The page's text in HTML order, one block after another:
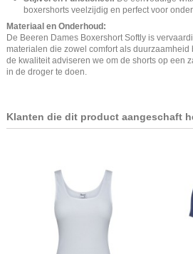
boxershorts veelzijdig en perfect voor onder
Materiaal en Onderhoud:
De Beeren Dames Boxershort Softly is
materialen die zowel comfort als duurzaamheid
de kwaliteit adviseren we om de shorts op een
in de droger te doen.
Klanten die dit product aangeschaft